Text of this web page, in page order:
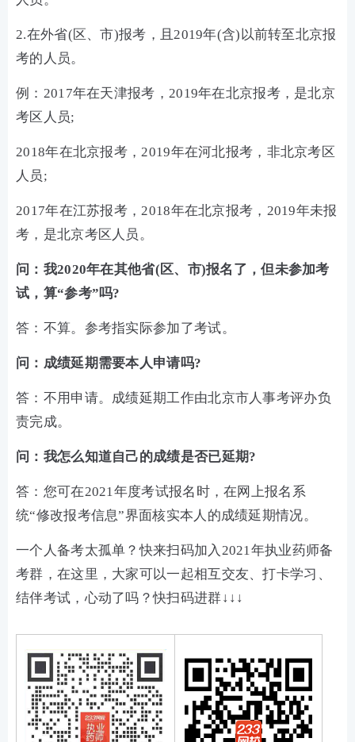
2.在外省(区、市)报考，且2019年(含)以前转至北京报
考的人员。
例：2017年在天津报考，2019年在北京报考，是北京
考区人员;
2018年在北京报考，2019年在河北报考，非北京考区
人员;
2017年在江苏报考，2018年在北京报考，2019年未报
考，是北京考区人员。
问：我2020年在其他省(区、市)报名了，但未参加考
试，算“参考”吗?
答：不算。参考指实际参加了考试。
问：成绩延期需要本人申请吗?
答：不用申请。成绩延期工作由北京市人事考评办负
责完成。
问：我怎么知道自己的成绩是否已延期?
答：您可在2021年度考试报名时，在网上报名系
统“修改报考信息”界面核实本人的成绩延期情况。
一个人备考太孤单？快来扫码加入2021年执业药师备
考群，在这里，大家可以一起相互交友、打卡学习、
结伴考试，心动了吗？快扫码进群↓↓↓